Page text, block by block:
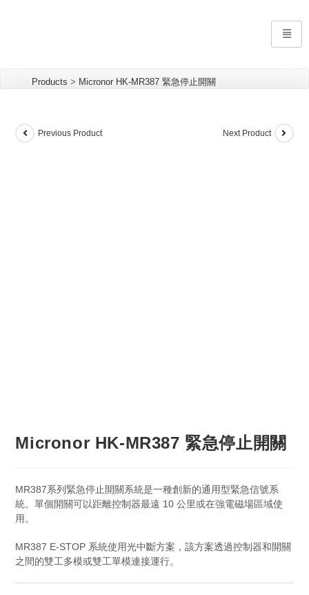
Products > Micronor HK-MR387 緊急停止開關
Previous Product Next Product
Micronor HK-MR387 緊急停止開關
MR387系列緊急停止開關系統是一種創新的通用型緊急信號系
統。單個開關可以距離控制器最遠 10 公里或在強電磁場區域使
用。
MR387 E-STOP 系統使用光中斷方案，該方案透過控制器和開關
之間的雙工多模或雙工單模連接運行。